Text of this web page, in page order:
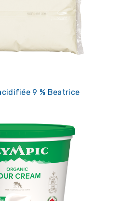
9 % Beatrice